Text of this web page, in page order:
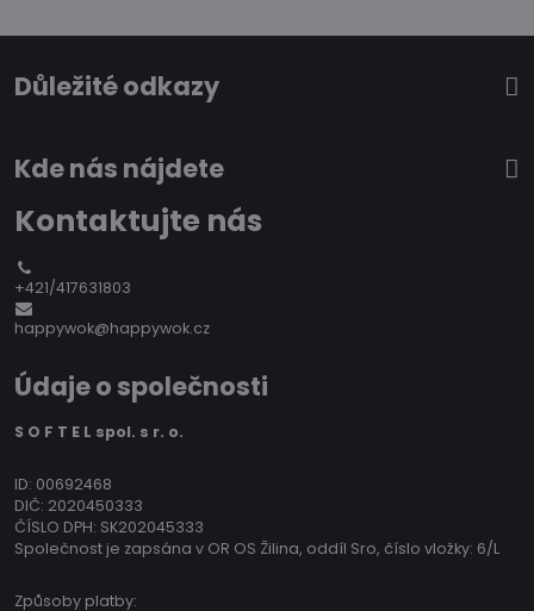
Důležité odkazy
Kde nás nájdete
Kontaktujte nás
+421/417631803
happywok@happywok.cz
Údaje o společnosti
S O F T E L spol. s r. o.
ID: 00692468
DIČ: 2020450333
ČÍSLO DPH: SK202045333
Společnost je zapsána v OR OS Žilina, oddíl Sro, číslo vložky: 6/L
Způsoby platby: